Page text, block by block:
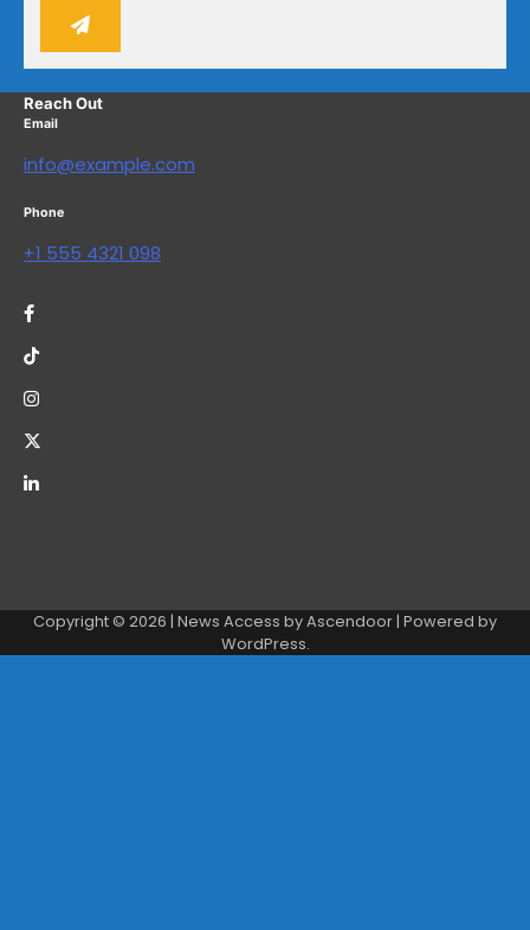
Reach Out
Email
info@example.com
Phone
+1 555 4321 098
Copyright © 2026 | News Access byAscendoor | Powered by
WordPress.